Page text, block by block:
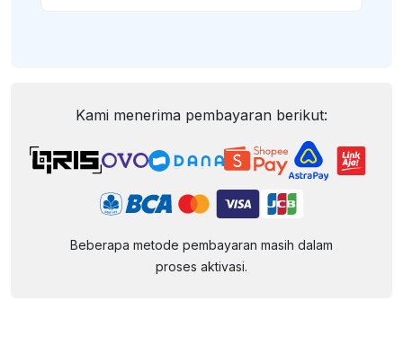
Kami menerima pembayaran berikut:
Beberapa metode pembayaran masih dalam
proses aktivasi.